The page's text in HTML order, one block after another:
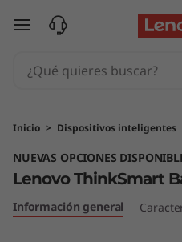
o
v
o
T
Ir al contenido principal
Inicio > Dispositivos inteligentes
NUEVAS OPCIONES
Lenovo ThinkSmart
Información general